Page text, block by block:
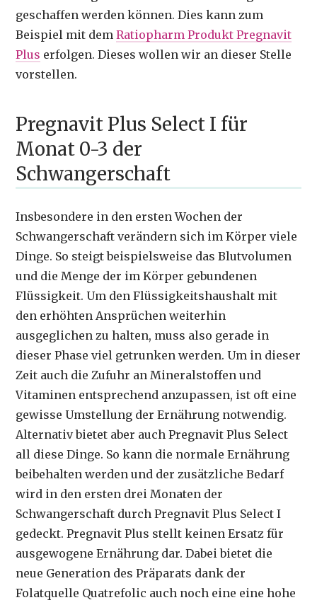
geschaffen werden können. Dies kann zum
Beispiel mit demRatiopharm Produkt Pregnavit
Plus erfolgen. Dieses wollen wir an dieser Stelle
vorstellen.
Pregnavit Plus Select I für
Monat 0-3 der
Schwangerschaft
Insbesondere in den ersten Wochen der
Schwangerschaft verändern sich im Körper viele
Dinge. So steigt beispielsweise das Blutvolumen
und die Menge der im Körper gebundenen
Flüssigkeit. Um den Flüssigkeitshaushalt mit
den erhöhten Ansprüchen weiterhin
ausgeglichen zu halten, muss also gerade in
dieser Phase viel getrunken werden. Um in dieser
Zeit auch die Zufuhr an Mineralstoffen und
Vitaminen entsprechend anzupassen, ist oft eine
gewisse Umstellung der Ernährung notwendig.
Alternativ bietet aber auch Pregnavit Plus Select
all diese Dinge. So kann die normale Ernährung
beibehalten werden und der zusätzliche Bedarf
wird in den ersten drei Monaten der
Schwangerschaft durch Pregnavit Plus Select I
gedeckt. Pregnavit Plus stellt keinen Ersatz für
ausgewogene Ernährung dar. Dabei bietet die
neue Generation des Präparats dank der
Folatquelle Quatrefolic auch noch eine eine hohe